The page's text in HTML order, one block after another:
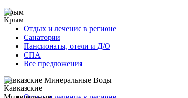
Крым
Отдых и лечение в регионе
Санатории
Пансионаты, отели и Д/О
СПА
Все предложения
Кавказские Минеральные Воды